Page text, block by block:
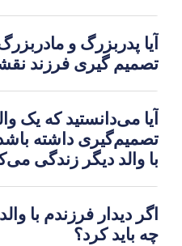
آیا پدربزرگ و
تصمیم گیری فرزند
آیا می‌دانستید که یک
تصمیم‌گیری داشته
با والد دیگر زندگی
اگر دیدار فرزندم با
چه باید کرد؟